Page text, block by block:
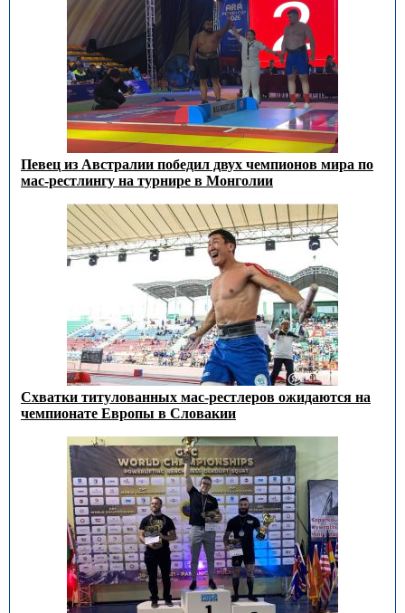
Певец из Австралии победил двух чемпионов мира по
мас-рестлингу на турнире в Монголии
Схватки титулованных мас-рестлеров ожидаются на
чемпионате Европы в Словакии